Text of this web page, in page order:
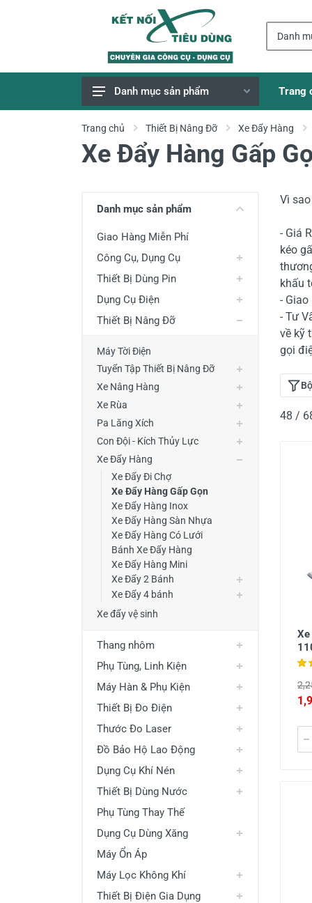
Giao Hàng Miễn Phí
Công Cụ, Dụng Cụ
Phụ Tùng, Linh Kiện
Máy Hàn & Phụ Kiện
Thiết Bị Đo Điện
Thước Đo Laser
Đồ Bảo Hộ Lao Động
Danh mục sản phẩm Trang
Trang chủ Thiết Bị Nâng Đỡ Xe Đẩy Hàng
Xe Đẩy Hàng Gấp
Danh mục sản phẩm
Giao Hàng Miễn Phí
Công Cụ, Dụng Cụ
Thiết Bị Dùng Pin
Dụng Cụ Điện
Thiết Bị Nâng Đỡ
Máy Tời Điện
Tuyển Tập Thiết Bị Nâng Đỡ
Xe Nâng Hàng
Xe Rùa
Pa Lăng Xích
Con Đội - Kích Thủy Lực
Xe Đẩy Hàng
Xe Đẩy Đi Chợ
Xe Đẩy Hàng Gấp Gọn
Xe Đẩy Hàng Inox
Xe Đẩy Hàng Sàn Nhựa
Xe Đẩy Hàng Có Lưới
Bánh Xe Đẩy Hàng
Xe Đẩy Hàng Mini
Xe Đẩy 2 Bánh
Xe Đẩy 4 bánh
Xe đẩy vệ sinh
Thang nhôm
Phụ Tùng, Linh Kiện
Máy Hàn & Phụ Kiện
Thiết Bị Đo Điện
Thước Đo Laser
Đồ Bảo Hộ Lao Động
Dụng Cụ Khí Nén
Thiết Bị Dùng Nước
Phụ Tùng Thay Thế
Dụng Cụ Dùng Xăng
Máy Ổn Áp
Máy Lọc Không Khí
Thiết Bị Điện Gia Dụng
Vì
- Giá
kéo
khấu
-
- Tư
về kỹ
gọi
48 /